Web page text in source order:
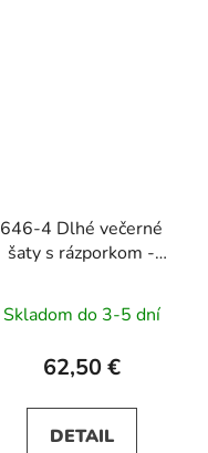
646-4 Dlhé večerné
šaty s rázporkom -
Skladom do 3-5 dní
62,50 €
DETAIL